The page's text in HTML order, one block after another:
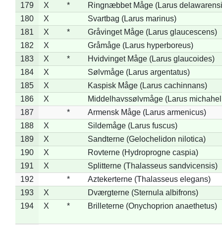
179
X *
Ringnæbbet Måge (Larus
180
X
Svartbag (Larus marinus)
181
X *
Gråvinget Måge (Larus glaucescens)
182
X
Gråmåge (Larus hyperboreus)
183
X *
Hvidvinget Måge (Larus glaucoides)
184
X
Sølvmåge (Larus argentatus)
185
X
Kaspisk Måge (Larus cachinnans)
186
X
Middelhavssølvmåge (Larus
187
*
Armensk Måge (Larus armenicus)
188
X
Sildemåge (Larus fuscus)
189
X
Sandterne (Gelochelidon nilotica)
190
X
Rovterne (Hydroprogne caspia)
191
X
Splitterne (Thalasseus sandvicensis)
192
*
Aztekerterne (Thalasseus elegans)
193
X
Dværgterne (Sternula albifrons)
194
X * Brilleterne (Onychoprion anaethetus)